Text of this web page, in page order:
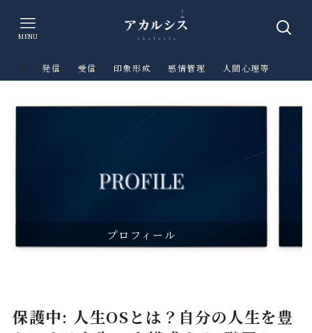
MENU
発信 受信 印象形成 感情管理 人間心理等
プロフィール
保護中: 人生OSとは？自分の人生を豊